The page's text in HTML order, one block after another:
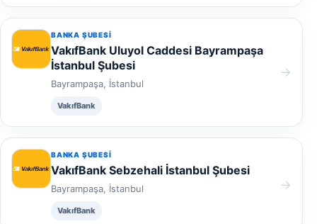
BANKA ŞUBESI
VakıfBank Uluyol Caddesi Bayrampaşa
İstanbul Şubesi
Bayrampaşa, İstanbul
VakıfBank
→
BANKA ŞUBESI
VakıfBank Sebzehali İstanbul Şubesi
Bayrampaşa, İstanbul
VakıfBank
→